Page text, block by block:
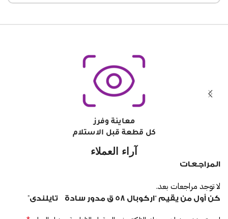
معاينة وفرز
كل قطعة قبل الاستلام
آراء العملاء
المراجعات
لا توجد مراجعات بعد.
كن أول من يقيم “اركوبال 58 ق مدور سادة تايلندى”